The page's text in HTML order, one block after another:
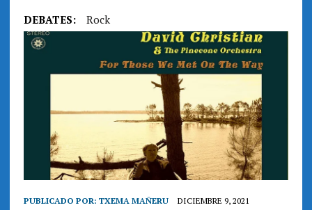
DEBATES: Rock
PUBLICADO POR: TXEMA MAÑERU DICIEMBRE 9, 2021